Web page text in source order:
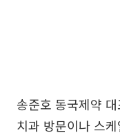
송준호 동국제약
치과 방문이나 스